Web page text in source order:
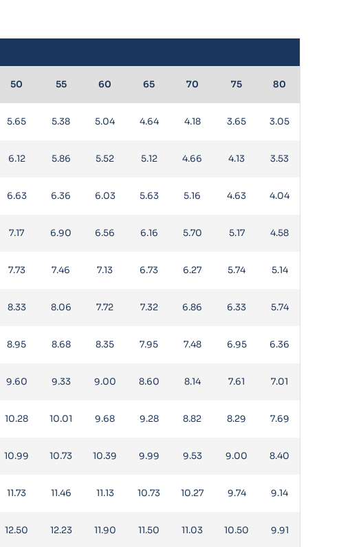
50 55 60 65 70 75 80
5.65 5.38 5.04 4.64 4.18 3.65 3.05
6.12 5.86 5.52 5.12 4.66 4.13 3.53
6.63 6.36 6.03 5.63 5.16 4.63 4.04
7.17 6.90 6.56 6.16 5.70 5.17 4.58
7.73 7.46 7.13 6.73 6.27 5.74 5.14
8.33 8.06 7.72 7.32 6.86 6.33 5.74
8.95 8.68 8.35 7.95 7.48 6.95 6.36
9.60 9.33 9.00 8.60 8.14 7.61 7.01
10.28 10.01 9.68 9.28 8.82 8.29 7.69
10.99 10.73 10.39 9.99 9.53 9.00 8.40
11.73 11.46 11.13 10.73 10.27 9.74 9.14
12.50 12.23 11.90 11.50 11.03 10.50 9.91